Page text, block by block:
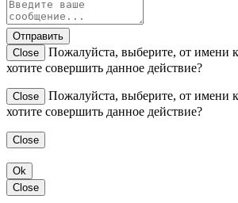
Отправить
Close
Пожалуйста, выберите, от имени
хотите совершить данное действие?
Close
Пожалуйста, выберите, от имени
хотите совершить данное действие?
Close
Ok
Close